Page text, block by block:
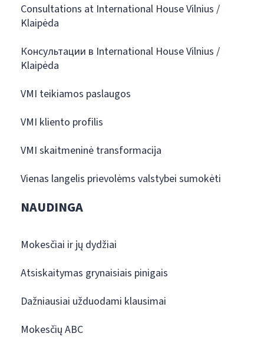
Consultations at International House Vilnius /
Klaipėda
Консультации в International House Vilnius /
Klaipėda
VMI teikiamos paslaugos
VMI kliento profilis
VMI skaitmeninė transformacija
Vienas langelis prievolėms valstybei sumokėti
NAUDINGA
Mokesčiai ir jų dydžiai
Atsiskaitymas grynaisiais pinigais
Dažniausiai užduodami klausimai
Mokesčių ABC